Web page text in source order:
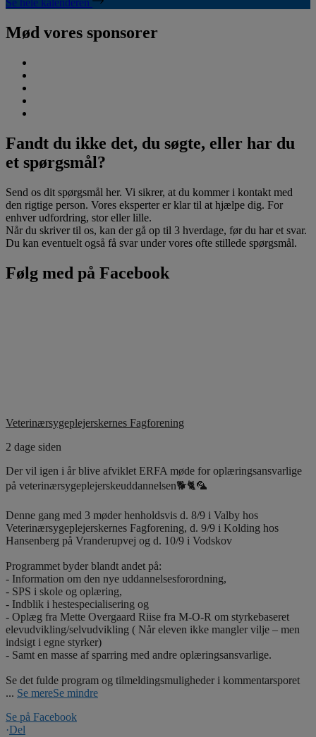
Se hele kalenderen
Mød vores sponsorer
Fandt du ikke det, du søgte, eller har du
et spørgsmål?
Send os dit spørgsmål her. Vi sikrer, at du kommer i kontakt med
den rigtige person. Vores eksperter er klar til at hjælpe dig. For
enhver udfordring, stor eller lille.
Når du skriver til os, kan der gå op til 3 hverdage, før du har et svar.
Du kan eventuelt også få svar under vores ofte stillede spørgsmål.
Følg med på Facebook
Veterinærsygeplejerskernes Fagforening
2 dage siden
Der vil igen i år blive afviklet ERFA møde for oplæringsansvarlige
på veterinærsygeplejerskeuddannelsen🐕🐈🦜
Denne gang med 3 møder henholdsvis d. 8/9 i Valby hos
Veterinærsygeplejerskernes Fagforening, d. 9/9 i Kolding hos
Hansenberg på Vranderupvej og d. 10/9 i Vodskov
Programmet byder blandt andet på:
- Information om den nye uddannelsesforordning,
- SPS i skole og oplæring,
- Indblik i hestespecialisering og
- Oplæg fra Mette Overgaard Riise fra M-O-R om styrkebaseret
elevudvikling/selvudvikling ( Når eleven ikke mangler vilje – men
indsigt i egne styrker)
- Samt en masse af sparring med andre oplæringsansvarlige.
Se det fulde program og tilmeldingsmuligheder i kommentarsporet
... Se mereSe mindre
Se på Facebook
·Del